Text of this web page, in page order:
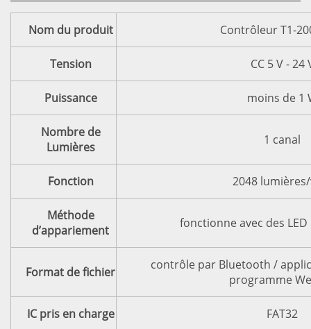
Nom du produit Contrôleur T1-
Tension CC 5 V - 24
Puissance moins de 1
Nombre de
Lumières
1 canal
Fonction 2048
Méthode
d’appariement
fonctionne avec des LED
Format de fichier
contrôle par Bluetooth /
programme
IC pris en charge FAT32